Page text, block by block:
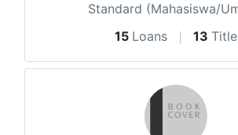
Standard (Mahasiswa/
15 Loans 13 Title